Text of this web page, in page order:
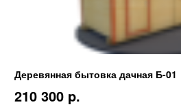
Деревянная бытовка дачная Б-01
210 300 p.